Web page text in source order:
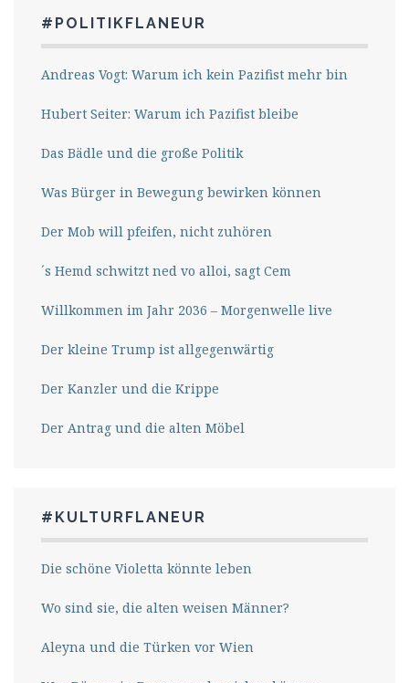
#POLITIKFLANEUR
Andreas Vogt: Warum ich kein Pazifist mehr bin
Hubert Seiter: Warum ich Pazifist bleibe
Das Bädle und die große Politik
Was Bürger in Bewegung bewirken können
Der Mob will pfeifen, nicht zuhören
´s Hemd schwitzt ned vo alloi, sagt Cem
Willkommen im Jahr 2036 – Morgenwelle live
Der kleine Trump ist allgegenwärtig
Der Kanzler und die Krippe
Der Antrag und die alten Möbel
#KULTURFLANEUR
Die schöne Violetta könnte leben
Wo sind sie, die alten weisen Männer?
Aleyna und die Türken vor Wien